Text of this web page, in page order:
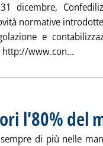
dicembre,
normative
e
http://www.con...
l'80% del
di più nelle